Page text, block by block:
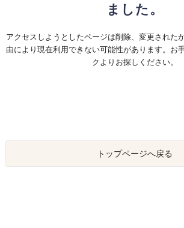
ました。
アクセスしようとしたページは削除、変更された
由により現在利用できない可能性があります。お
クよりお探しください。
トップページへ戻る